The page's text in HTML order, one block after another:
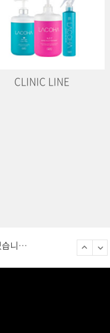
CLINIC LINE
라코하 홈페이지가 오픈되었습니다.